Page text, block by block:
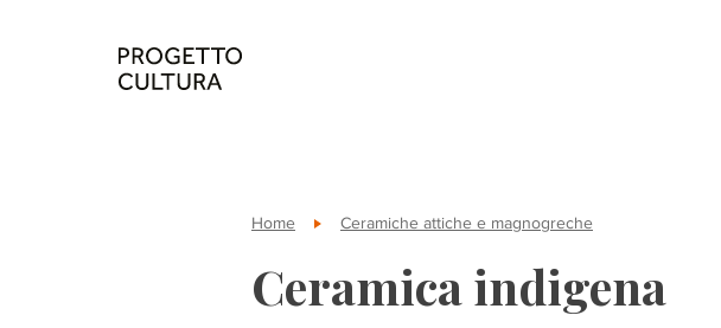
Home Ceramiche attiche e magnogreche
Ceramica indigena